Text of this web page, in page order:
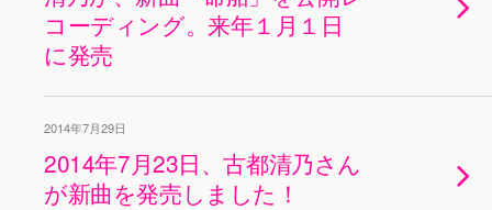
コーディング。来年１月１日
に発売
2014年7月29日
2014年7月23日、古都清乃さん
が新曲を発売しました！